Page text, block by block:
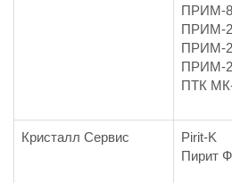
ПРИМ-
ПРИМ-
ПРИМ-
ПРИМ-
ПТК
Кристалл Сервис
Pirit-K
Пирит